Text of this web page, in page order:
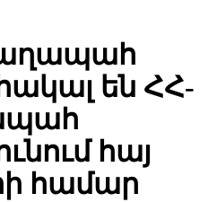
են ՀՀ-
հայ
համար